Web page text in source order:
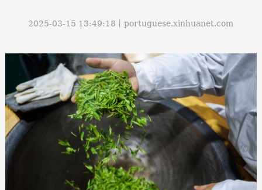
2025-03-15 13:49:18丨portuguese.xinhuanet.com